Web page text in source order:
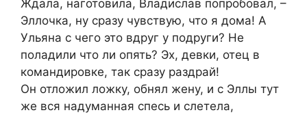
Ждала, наготовила, Владислав попробовал, –
Эллочка, ну сразу чувствую, что я дома! А
Ульяна с чего это вдруг у подруги? Не
поладили что ли опять? Эх, девки, отец в
командировке, так сразу раздрай!
Он отложил ложку, обнял жену, и с Эллы тут
же вся надуманная спесь и слетела,